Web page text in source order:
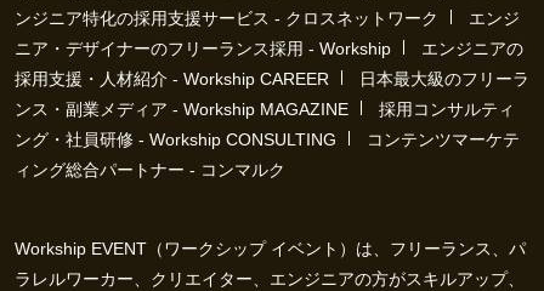
ンジニア特化の採用支援サービス - クロスネットワーク
エンジ
ニア・デザイナーのフリーランス採用 - Workship
エンジニアの
採用支援・人材紹介 - Workship CAREER
日本最大級のフリーラ
ンス・副業メディア - Workship MAGAZINE
採用コンサルティ
ング・社員研修 - Workship CONSULTING
コンテンツマーケテ
ィング総合パートナー - コンマルク
Workship EVENT（ワークシップ イベント）は、フリーランス、パ
ラレルワーカー、クリエイター、エンジニアの方がスキルアップ、